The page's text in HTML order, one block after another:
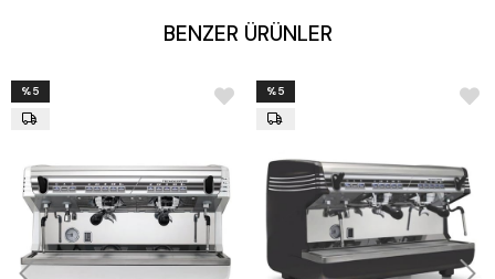
Ücretsiz Kargo ve Kurulum
: Türkiye’nin her yerine ücretsiz
kargo ve kurulum hizmeti.BENZER ÜRÜNLER
%5 %5